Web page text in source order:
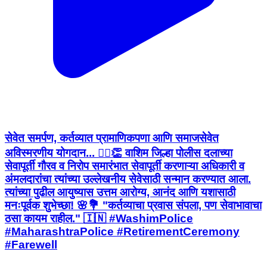
सेवेत समर्पण, कर्तव्यात प्रामाणिकपणा आणि समाजसेवेत
अविस्मरणीय योगदान... 👮‍♂️👏 वाशिम जिल्हा पोलीस दलाच्या
सेवापूर्ती गौरव व निरोप समारंभात सेवापूर्ती करणाऱ्या अधिकारी व
अंमलदारांचा त्यांच्या उल्लेखनीय सेवेसाठी सन्मान करण्यात आला.
त्यांच्या पुढील आयुष्यास उत्तम आरोग्य, आनंद आणि यशासाठी
मनःपूर्वक शुभेच्छा! 🌸💐 "कर्तव्याचा प्रवास संपला, पण सेवाभावाचा
ठसा कायम राहील." 🇮🇳 #WashimPolice
#MaharashtraPolice #RetirementCeremony
#Farewell